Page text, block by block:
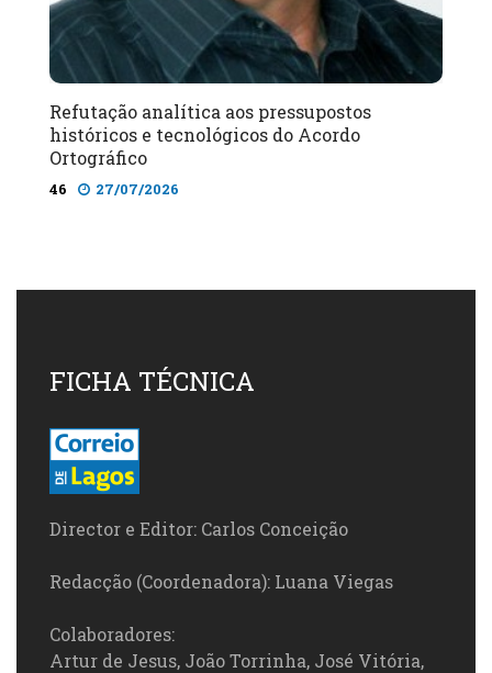
Refutação analítica aos pressupostos
históricos e tecnológicos do Acordo
Ortográfico
46 27/07/2026
FICHA TÉCNICA
Director e Editor: Carlos Conceição
Redacção (Coordenadora): Luana Viegas
Colaboradores:
Artur de Jesus, João Torrinha, José Vitória,